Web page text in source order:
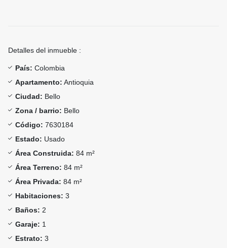
Detalles del inmueble :
País: Colombia
Apartamento: Antioquia
Ciudad: Bello
Zona / barrio: Bello
Código: 7630184
Estado: Usado
Área Construida: 84 m²
Área Terreno: 84 m²
Área Privada: 84 m²
Habitaciones: 3
Baños: 2
Garaje: 1
Estrato: 3